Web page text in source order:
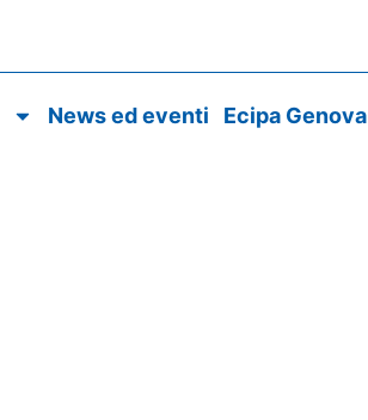
News ed eventi Ecipa Genova